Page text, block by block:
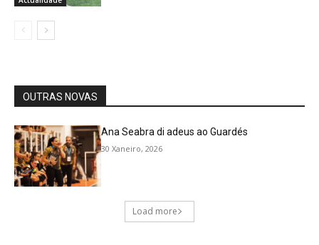
OUTRAS NOVAS
Ana Seabra di adeus ao Guardés
30 Xaneiro, 2026
Load more